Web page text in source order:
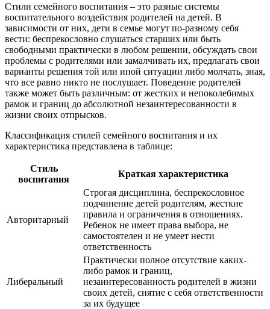
Стили семейного воспитания – это разные системы
воспитательного воздействия родителей на детей. В
зависимости от них, дети в семье могут по-разному себя
вести: беспрекословно слушаться старших или быть
свободными практически в любом решении, обсуждать свои
проблемы с родителями или замалчивать их, предлагать свои
варианты решения той или иной ситуации либо молчать, зная,
что все равно никто не послушает. Поведение родителей
также может быть различным: от жестких и непоколебимых
рамок и границ до абсолютной незаинтересованности в
жизни своих отпрысков.
Классификация стилей семейного воспитания и их
характеристика представлена в таблице:
Стиль
воспитания
Краткая характеристика
Авторитарный
Строгая дисциплина, беспрекословное
подчинение детей родителям, жесткие
правила и ограничения в отношениях.
Ребенок не имеет права выбора, не
самостоятелен и не умеет нести
ответственность
Либеральный
Практически полное отсутствие каких-
либо рамок и границ,
незаинтересованность родителей в жизни
своих детей, снятие с себя ответственности
за их будущее